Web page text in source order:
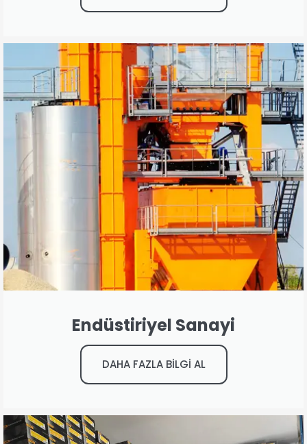
Endüstiriyel Sanayi
DAHA FAZLA BİLGİ AL